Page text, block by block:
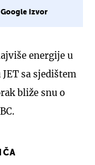
Google izvor
energije u
sa sjedištem
bliže snu o